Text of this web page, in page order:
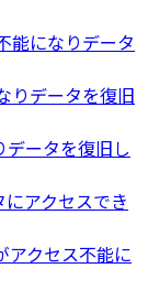
能になりデータ
りデータを復旧
ータを復旧し
アクセスでき
アクセス不能に